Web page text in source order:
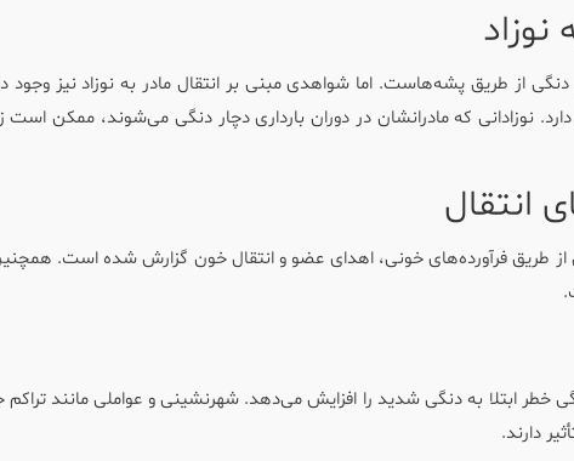
نوزاد
از طریق پشه‌هاست. اما شواهدی مبنی بر انتقال مادر به نوزاد نیز وجود
نوزادانی که مادرانشان در دوران بارداری دچار دنگی می‌شوند، ممکن
انتقال
از طریق فرآورده‌های خونی، اهدای عضو و انتقال خون گزارش شده است.
خطر ابتلا به دنگی شدید را افزایش می‌دهد. شهرنشینی و عواملی مانند
دارند.